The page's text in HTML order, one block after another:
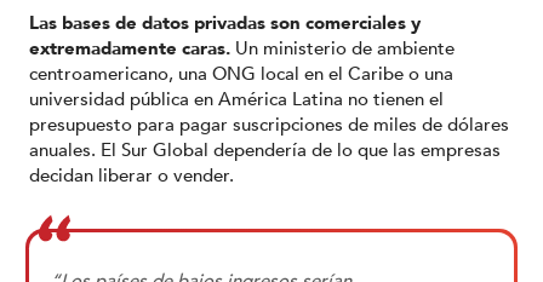
Las bases de datos privadas son comerciales y
extremadamente caras. Un ministerio de ambiente
centroamericano, una ONG local en el Caribe o una
universidad pública en América Latina no tienen el
presupuesto para pagar suscripciones de miles de dólares
anuales. El Sur Global dependería de lo que las empresas
decidan liberar o vender.